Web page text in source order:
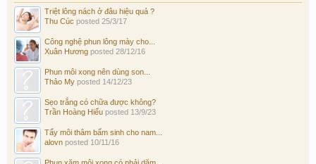
Triệt lông nách ở đâu hiệu quả ?
Thu Cúc posted 25/3/17
Công nghệ phun lông mày cho...
Xuân Hương posted 28/12/16
Phun môi xong nên dùng son...
Thảo My posted 14/12/23
Sẹo trắng có chữa được không?
Trần Hoàng Hiếu posted 13/9/23
Tẩy môi thâm bẩm sinh cho nam...
alovn posted 10/11/16
Phun xăm môi xong có phải dặm...